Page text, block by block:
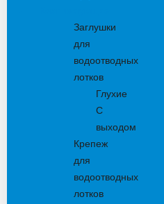
Заглушки
для
водоотводных
лотков
Глухие
С
выходом
Крепеж
для
водоотводных
лотков